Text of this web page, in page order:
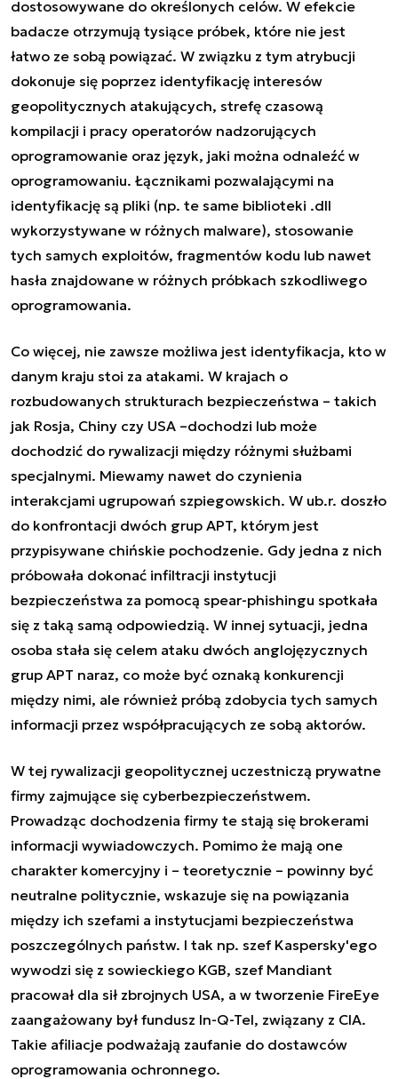
dostosowywane do określonych celów. W efekcie
badacze otrzymują tysiące próbek, które nie jest
łatwo ze sobą powiązać. W związku z tym atrybucji
dokonuje się poprzez identyfikację interesów
geopolitycznych atakujących, strefę czasową
kompilacji i pracy operatorów nadzorujących
oprogramowanie oraz język, jaki można odnaleźć w
oprogramowaniu. Łącznikami pozwalającymi na
identyfikację są pliki (np. te same biblioteki .dll
wykorzystywane w różnych malware), stosowanie
tych samych exploitów, fragmentów kodu lub nawet
hasła znajdowane w różnych próbkach szkodliwego
oprogramowania.
Co więcej, nie zawsze możliwa jest identyfikacja, kto w
danym kraju stoi za atakami. W krajach o
rozbudowanych strukturach bezpieczeństwa – takich
jak Rosja, Chiny czy USA –dochodzi lub może
dochodzić do rywalizacji między różnymi służbami
specjalnymi. Miewamy nawet do czynienia
interakcjami ugrupowań szpiegowskich. W ub.r. doszło
do konfrontacji dwóch grup APT, którym jest
przypisywane chińskie pochodzenie. Gdy jedna z nich
próbowała dokonać infiltracji instytucji
bezpieczeństwa za pomocą spear-phishingu spotkała
się z taką samą odpowiedzią. W innej sytuacji, jedna
osoba stała się celem ataku dwóch anglojęzycznych
grup APT naraz, co może być oznaką konkurencji
między nimi, ale również próbą zdobycia tych samych
informacji przez współpracujących ze sobą aktorów.
W tej rywalizacji geopolitycznej uczestniczą prywatne
firmy zajmujące się cyberbezpieczeństwem.
Prowadząc dochodzenia firmy te stają się brokerami
informacji wywiadowczych. Pomimo że mają one
charakter komercyjny i – teoretycznie – powinny być
neutralne politycznie, wskazuje się na powiązania
między ich szefami a instytucjami bezpieczeństwa
poszczególnych państw. I tak np. szef Kaspersky'ego
wywodzi się z sowieckiego KGB, szef Mandiant
pracował dla sił zbrojnych USA, a w tworzenie FireEye
zaangażowany był fundusz In-Q-Tel, związany z CIA.
Takie afiliacje podważają zaufanie do dostawców
oprogramowania ochronnego.